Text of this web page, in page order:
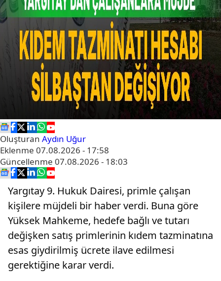
Oluşturan Aydın Uğur
Eklenme 07.08.2026 - 17:58
Güncellenme 07.08.2026 - 18:03
Yargıtay 9. Hukuk Dairesi, primle çalışan
kişilere müjdeli bir haber verdi. Buna göre
Yüksek Mahkeme, hedefe bağlı ve tutarı
değişken satış primlerinin kıdem tazminatına
esas giydirilmiş ücrete ilave edilmesi
gerektiğine karar verdi.